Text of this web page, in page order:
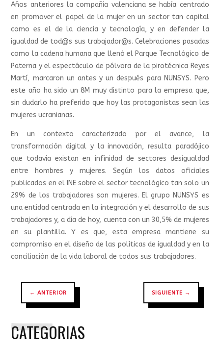
Años anteriores la compañía valenciana se había centrado
en promover el papel de la mujer en un sector tan capital
como es el de la ciencia y tecnología, y en defender la
igualdad de tod@s sus trabajador@s. Celebraciones pasadas
como la cadena humana que llenó el Parque Tecnológico de
Paterna y el espectáculo de pólvora de la pirotécnica Reyes
Martí, marcaron un antes y un después para NUNSYS. Pero
este año ha sido un 8M muy distinto para la empresa que,
sin dudarlo ha preferido que hoy las protagonistas sean las
mujeres ucranianas.
En un contexto caracterizado por el avance, la
transformación digital y la innovación, resulta paradójico
que todavía existan en infinidad de sectores desigualdad
entre hombres y mujeres. Según los datos oficiales
publicados en el INE sobre el sector tecnológico tan solo un
29% de los trabajadores son mujeres. El grupo NUNSYS es
una entidad centrada en la integración y el desarrollo de sus
trabajadores y, a día de hoy, cuenta con un 30,5% de mujeres
en su plantilla. Y es que, esta empresa mantiene su
compromiso en el diseño de las políticas de igualdad y en la
conciliación de la vida laboral de todos sus trabajadores.
← ANTERIOR SIGUIENTE →
CATEGORIAS